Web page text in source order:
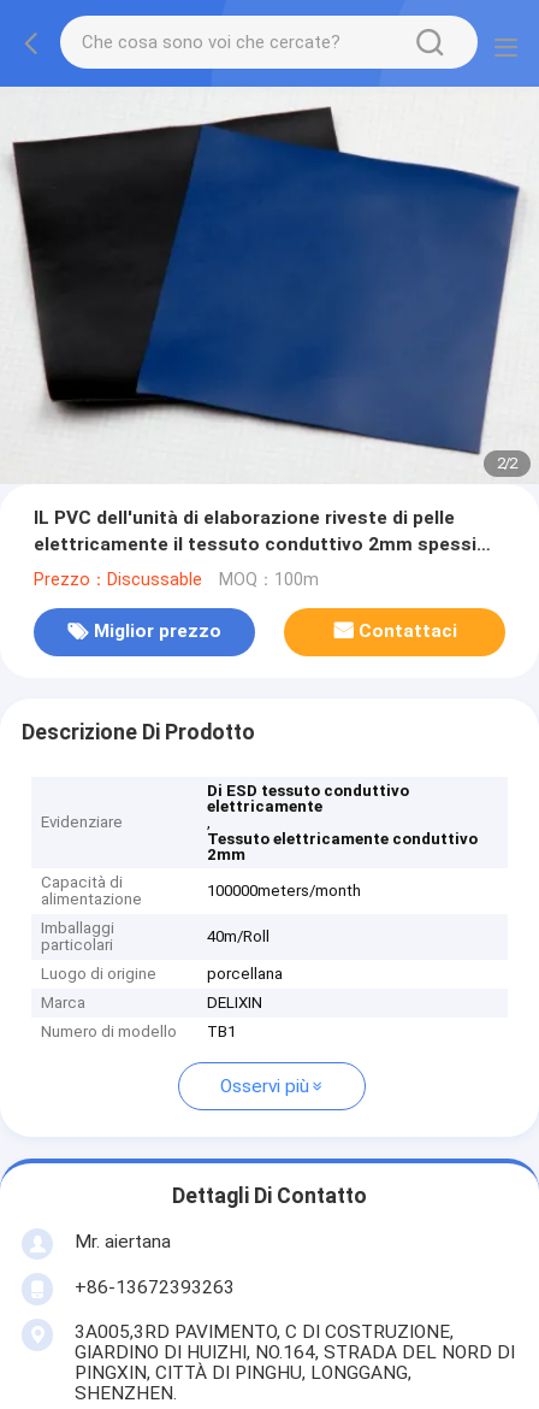
2/2
IL PVC dell'unità di elaborazione riveste di pelle
elettricamente il tessuto conduttivo 2mm spessi
per la copertura della sedia di ESD
Prezzo：Discussable MOQ：100m
Miglior prezzo Contattaci
Descrizione Di Prodotto
Evidenziare
Di ESD tessuto conduttivo
elettricamente
,
Tessuto elettricamente conduttivo
2mm
Capacità di
alimentazione
100000meters/month
Imballaggi
particolari
40m/Roll
Luogo di origine
porcellana
Marca
DELIXIN
Numero di modello
TB1
Osservi più
Dettagli Di Contatto
Mr. aiertana
+86-13672393263
3A005,3RD PAVIMENTO, C DI COSTRUZIONE,
GIARDINO DI HUIZHI, NO.164, STRADA DEL NORD DI
PINGXIN, CITTÀ DI PINGHU, LONGGANG,
SHENZHEN.